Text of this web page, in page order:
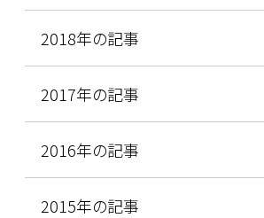
2018年の記事
2017年の記事
2016年の記事
2015年の記事